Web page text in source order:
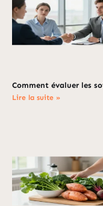
Comment évaluer les
Lire la suite »